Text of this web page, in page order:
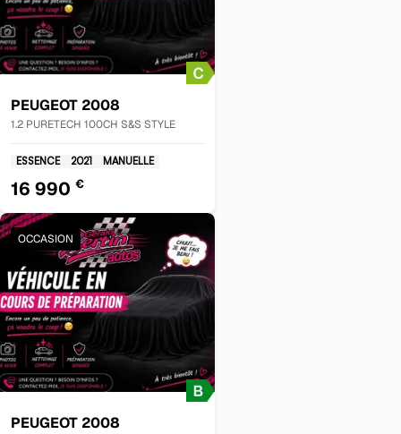
PEUGEOT 2008
1.2 PURETECH 100CH S&S STYLE
ESSENCE 2021 MANUELLE
16 990 €
OCCASION
PEUGEOT 2008